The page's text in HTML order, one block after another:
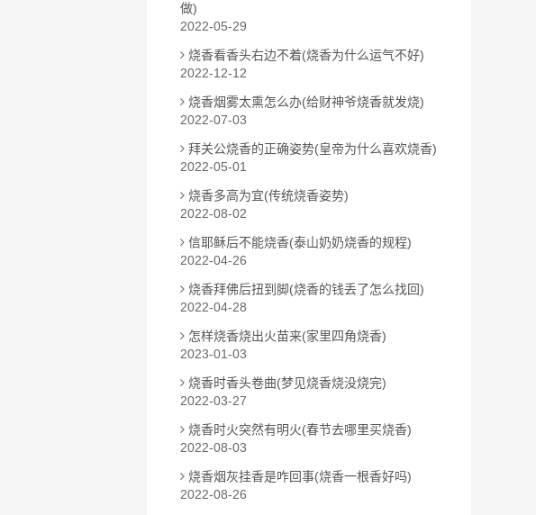
做)
2022-05-29
烧香看香头右边不着(烧香为什么运气不好)
2022-12-12
烧香烟雾太熏怎么办(给财神爷烧香就发烧)
2022-07-03
拜关公烧香的正确姿势(皇帝为什么喜欢烧香)
2022-05-01
烧香多高为宜(传统烧香姿势)
2022-08-02
信耶稣后不能烧香(泰山奶奶烧香的规程)
2022-04-26
烧香拜佛后扭到脚(烧香的钱丢了怎么找回)
2022-04-28
怎样烧香烧出火苗来(家里四角烧香)
2023-01-03
烧香时香头卷曲(梦见烧香烧没烧完)
2022-03-27
烧香时火突然有明火(春节去哪里买烧香)
2022-08-03
烧香烟灰挂香是咋回事(烧香一根香好吗)
2022-08-26